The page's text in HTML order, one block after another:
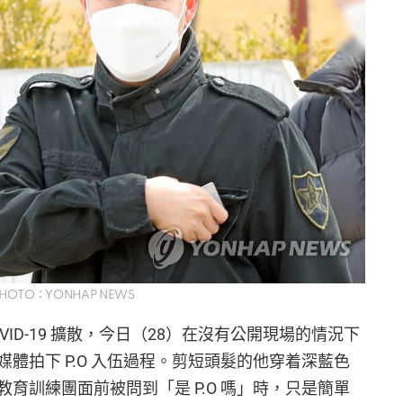
：YONHAP NEWS
19 擴散，今日（28）在沒有公開現場的情況下
體拍下 P.O 入伍過程。剪短頭髮的他穿着深藍色
育訓練團面前被問到「是 P.O 嗎」時，只是簡單